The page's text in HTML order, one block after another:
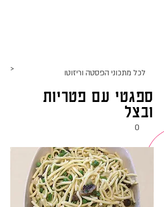
לכל מתכוני הפסטה וריזוטו >
ספגטי עם פטריות
ובצל
0